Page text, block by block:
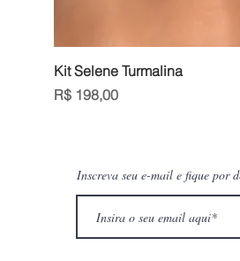
Kit Selene Turmalina
Preço
R$ 198,00
Inscreva seu e-mail e fique por